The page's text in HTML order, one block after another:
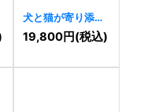
犬と猫が寄り添う
ハートのラインア
ートロゴ 11414]
19,800円(税込)